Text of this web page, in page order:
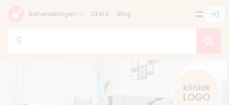
Behandelingen DEALS Blog